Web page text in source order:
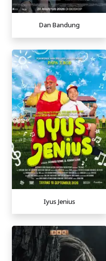
Dan Bandung
Iyus Jenius